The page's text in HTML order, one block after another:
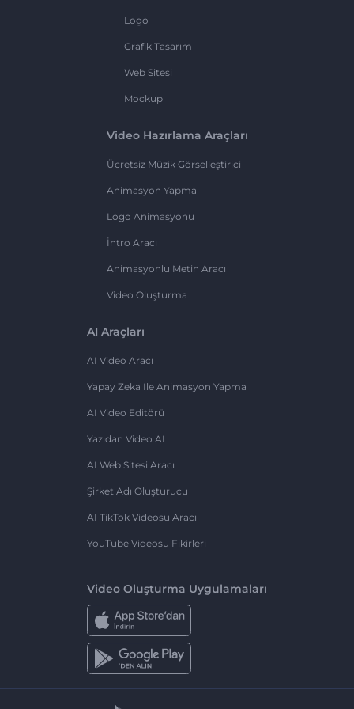
Logo
Grafik Tasarım
Web Sitesi
Mockup
Video Hazırlama Araçları
Ücretsiz Müzik Görselleştirici
Animasyon Yapma
Logo Animasyonu
İntro Aracı
Animasyonlu Metin Aracı
Video Oluşturma
AI Araçları
AI Video Aracı
Yapay Zeka Ile Animasyon Yapma
AI Video Editörü
Yazıdan Video AI
AI Web Sitesi Aracı
Şirket Adı Oluşturucu
AI TikTok Videosu Aracı
YouTube Videosu Fikirleri
Video Oluşturma Uygulamaları